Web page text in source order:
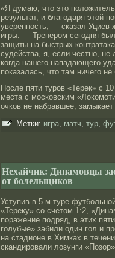
«Я думаю, что это
результат, и благодаря этой
уверенность, — сказал Уциев
игры. — Тренером сегодня
защиты на быстрых
судейства, я, если честно, не
когда нашего нападающего
показалась, что там ничего
После пяти туров «Терек» с
места с московским
очков не набравшее,
Метки: игра, матч, тур,
Нехайчик: Динамовцы
от болельщиков
Уступив в 5-м туре
«Тереку» со счетом 1:2,
поражение подряд, в этих
голубые» забили один гол и
на стадионе в Химках в
скандировали лозунги